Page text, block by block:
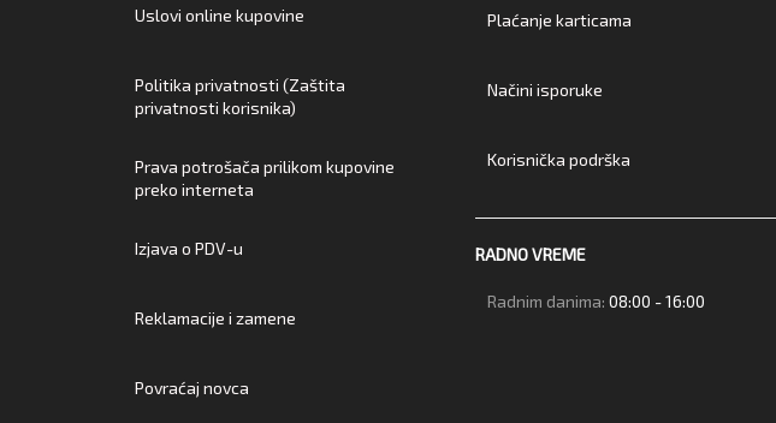
Uslovi online kupovine
Politika privatnosti (Zaštita
privatnosti korisnika)
Prava potrošača prilikom kupovine
preko interneta
Izjava o PDV-u
Reklamacije i zamene
Povraćaj novca
Plaćanje karticama
Načini isporuke
Korisnička podrška
RADNO VREME
Radnim danima: 08:00 - 16:00